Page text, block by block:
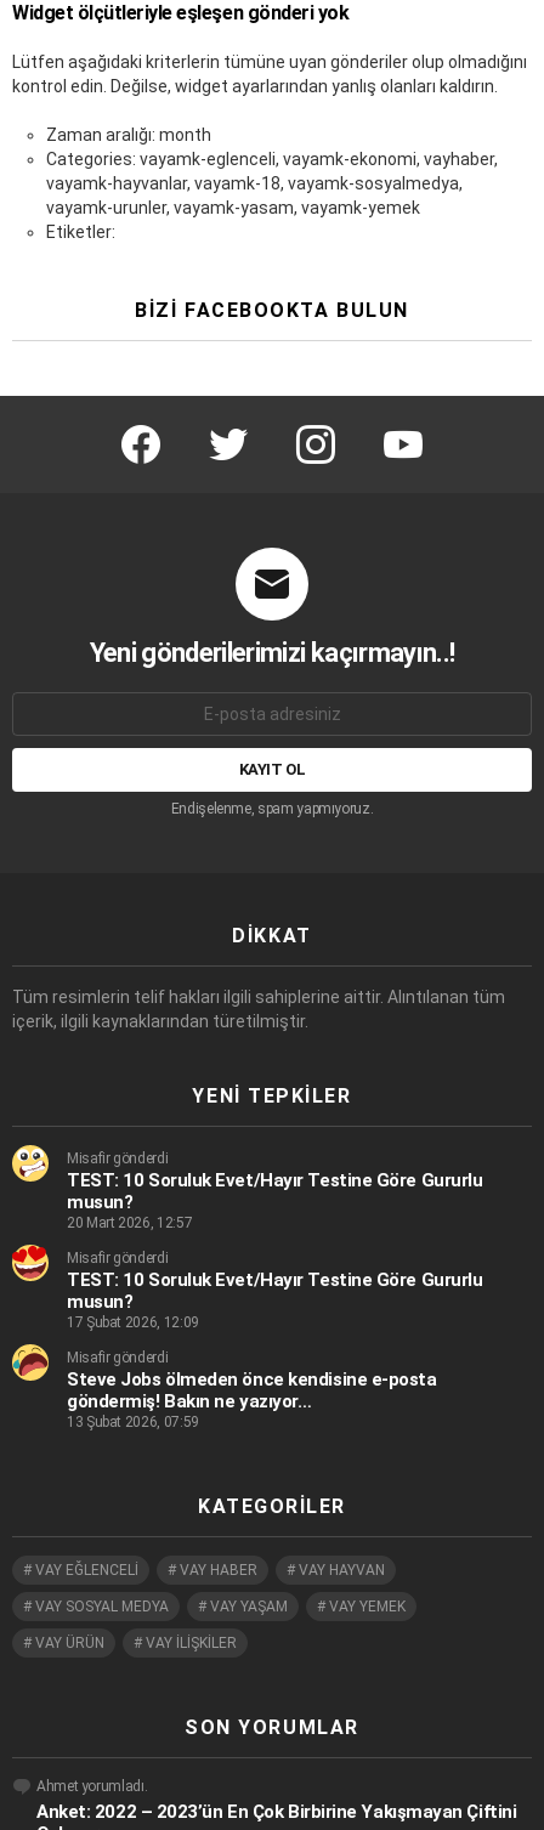
Widget ölçütleriyle eşleşen gönderi yok
Lütfen aşağıdaki kriterlerin tümüne uyan gönderiler olup olmadığını
kontrol edin. Değilse, widget ayarlarından yanlış olanları kaldırın.
Zaman aralığı: month
Categories: vayamk-eglenceli, vayamk-ekonomi, vayhaber,
vayamk-hayvanlar, vayamk-18, vayamk-sosyalmedya,
vayamk-urunler, vayamk-yasam, vayamk-yemek
Etiketler:
BIZI FACEBOOKTA BULUN
facebook twitter instagram youtube
Yeni gönderilerimizi kaçırmayın..!
adresi:
Endişelenme, spam yapmıyoruz.
DIKKAT
Tüm resimlerin telif hakları ilgili sahiplerine aittir. Alıntılanan tüm
içerik, ilgili kaynaklarından türetilmiştir.
YENI TEPKILER
Misafir gönderdi
TEST: 10 Soruluk Evet/Hayır Testine Göre Gururlu
musun?
20 Mart 2026, 12:57
Misafir gönderdi
TEST: 10 Soruluk Evet/Hayır Testine Göre Gururlu
musun?
17 Şubat 2026, 12:09
Misafir gönderdi
Steve Jobs ölmeden önce kendisine e-posta
göndermiş! Bakın ne yazıyor…
13 Şubat 2026, 07:59
KATEGORILER
VAY EĞLENCELİ VAY HABER VAY HAYVAN
VAY SOSYAL MEDYA VAY YAŞAM VAY YEMEK
VAY ÜRÜN VAY İLİŞKİLER
SON YORUMLAR
Ahmet yorumladı.
Anket: 2022 – 2023’ün En Çok Birbirine Yakışmayan Çiftini